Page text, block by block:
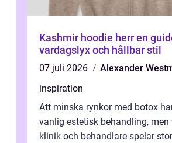
Kashmir hoodie herr en guide till
vardagslyx och hållbar stil
07 juli 2026
Alexander
inspiration
Att minska rynkor med botox
vanlig estetisk behandling, men
klinik och behandlare spelar